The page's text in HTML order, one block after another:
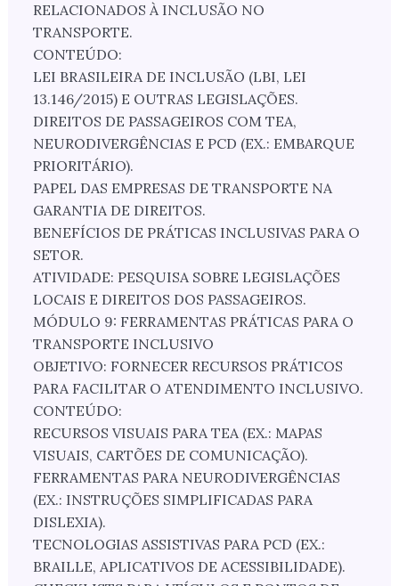
RELACIONADOS À INCLUSÃO NO
TRANSPORTE.
CONTEÚDO:
LEI BRASILEIRA DE INCLUSÃO (LBI, LEI
13.146/2015) E OUTRAS LEGISLAÇÕES.
DIREITOS DE PASSAGEIROS COM TEA,
NEURODIVERGÊNCIAS E PCD (EX.: EMBARQUE
PRIORITÁRIO).
PAPEL DAS EMPRESAS DE TRANSPORTE NA
GARANTIA DE DIREITOS.
BENEFÍCIOS DE PRÁTICAS INCLUSIVAS PARA O
SETOR.
ATIVIDADE: PESQUISA SOBRE LEGISLAÇÕES
LOCAIS E DIREITOS DOS PASSAGEIROS.
MÓDULO 9: FERRAMENTAS PRÁTICAS PARA O
TRANSPORTE INCLUSIVO
OBJETIVO: FORNECER RECURSOS PRÁTICOS
PARA FACILITAR O ATENDIMENTO INCLUSIVO.
CONTEÚDO:
RECURSOS VISUAIS PARA TEA (EX.: MAPAS
VISUAIS, CARTÕES DE COMUNICAÇÃO).
FERRAMENTAS PARA NEURODIVERGÊNCIAS
(EX.: INSTRUÇÕES SIMPLIFICADAS PARA
DISLEXIA).
TECNOLOGIAS ASSISTIVAS PARA PCD (EX.:
BRAILLE, APLICATIVOS DE ACESSIBILIDADE).